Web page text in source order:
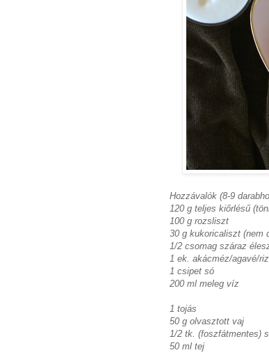
Hozzávalók (8-9
120 g teljes kiőrlésű
100 g rozsliszt
30 g kukoricaliszt (nem
1/2 csomag száraz
1 ek. akácméz/agavé/
1 csipet só
200 ml meleg víz
1 tojás
50 g olvasztott vaj
1/2 tk. (foszfátmentes)
50 ml tej